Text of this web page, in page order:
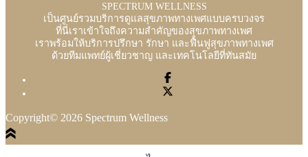
SPECTRUM WELLNESS
เป็นศูนย์รวมบริการดูแลสุขภาพทางเพศแบบครบวงจร
ที่นี่เราเข้าใจถึงความสำคัญของสุขภาพทางเพศ
เราพร้อมให้บริการปรึกษา รักษา และฟื้นฟูสุขภาพทางเพศ
ด้วยทีมแพทย์ผู้เชี่ยวชาญ และเทคโนโลยีที่ทันสมัย
Copyright© 2026 Spectrum Wellness